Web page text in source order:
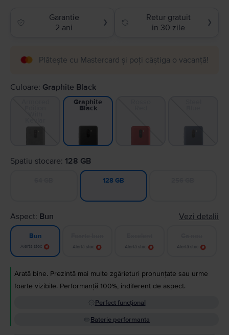
Garantie
2 ani
❯
Retur gratuit
in 30 zile
❯
Plătește cu Mastercard și poți câștiga o vacanță!
Culoare: Graphite Black
Graphite
Black
Spatiu stocare: 128 GB
128 GB
Aspect: Bun Vezi detalii
Bun
Alertă stoc Alertă stoc Alertă stoc Alertă stoc
Arată bine. Prezintă mai multe zgârieturi pronunțate sau urme
foarte vizibile. Performanță 100%, indiferent de aspect.
Perfect funcțional
Baterie performanta